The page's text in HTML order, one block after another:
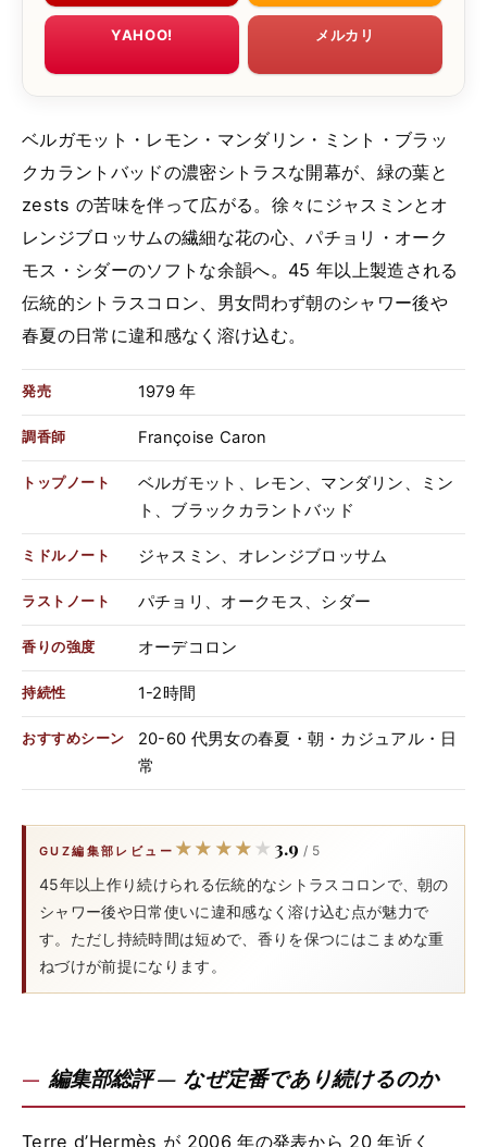
YAHOO! メルカリ
ベルガモット・レモン・マンダリン・ミント・ブラッ
クカラントバッドの濃密シトラスな開幕が、緑の葉と
zests の苦味を伴って広がる。徐々にジャスミンとオ
レンジブロッサムの繊細な花の心、パチョリ・オーク
モス・シダーのソフトな余韻へ。45 年以上製造される
伝統的シトラスコロン、男女問わず朝のシャワー後や
春夏の日常に違和感なく溶け込む。
発売 1979 年
調香師 Françoise Caron
トップノート
ベルガモット、レモン、マンダリン、ミン
ト、ブラックカラントバッド
ミドルノート ジャスミン、オレンジブロッサム
ラストノート パチョリ、オークモス、シダー
香りの強度 オーデコロン
持続性 1-2時間
おすすめシーン
20-60 代男女の春夏・朝・カジュアル・日
常
GUZ編集部レビュー ★★★★★
★★★★★ 3.9 / 5
45年以上作り続けられる伝統的なシトラスコロンで、朝の
シャワー後や日常使いに違和感なく溶け込む点が魅力で
す。ただし持続時間は短めで、香りを保つにはこまめな重
ねづけが前提になります。
編集部総評 — なぜ定番であり続けるのか
Terre d’Hermès が 2006 年の発表から 20 年近く